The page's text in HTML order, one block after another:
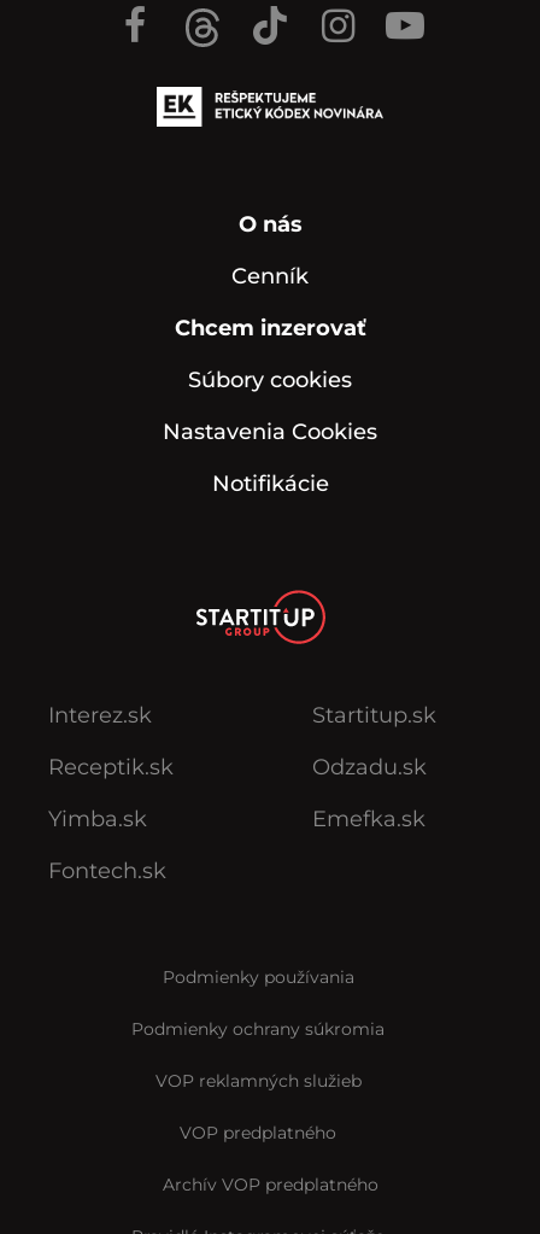
O nás
Cenník
Chcem inzerovať
Súbory cookies
Nastavenia Cookies
Notifikácie
Interez.sk
Receptik.sk
Yimba.sk
Fontech.sk
Startitup.sk
Odzadu.sk
Emefka.sk
Podmienky používania
Podmienky ochrany súkromia
VOP reklamných služieb
VOP predplatného
Archív VOP predplatného